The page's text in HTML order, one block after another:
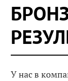
У нас в